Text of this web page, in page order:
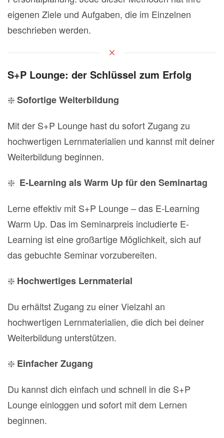
eigenen Ziele und Aufgaben, die im Einzelnen
beschrieben werden.
S+P Lounge: der Schlüssel zum Erfolg
❇️Sofortige Weiterbildung
Mit der S+P Lounge hast du sofort Zugang zu
hochwertigen Lernmaterialien und kannst mit deiner
Weiterbildung beginnen.
❇️ E-Learning als Warm Up für den Seminartag
Lerne effektiv mit S+P Lounge – das E-Learning
Warm Up. Das im Seminarpreis includierte E-
Learning ist eine großartige Möglichkeit, sich auf
das gebuchte Seminar vorzubereiten.
❇️ Hochwertiges Lernmaterial
Du erhältst Zugang zu einer Vielzahl an
hochwertigen Lernmaterialien, die dich bei deiner
Weiterbildung unterstützen.
❇️ Einfacher Zugang
Du kannst dich einfach und schnell in die S+P
Lounge einloggen und sofort mit dem Lernen
beginnen.